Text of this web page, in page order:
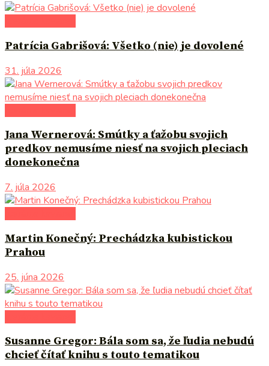
Patrícia Gabrišová: Všetko (nie) je dovolené
31. júla 2026
Jana Wernerová: Smútky a ťažobu svojich
predkov nemusíme niesť na svojich pleciach
donekonečna
7. júla 2026
Martin Konečný: Prechádzka kubistickou
Prahou
25. júna 2026
Susanne Gregor: Bála som sa, že ľudia nebudú
chcieť čítať knihu s touto tematikou